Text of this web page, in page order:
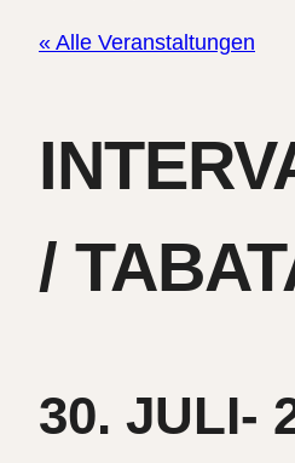
« Alle Veranstaltungen
/
30. JULI-